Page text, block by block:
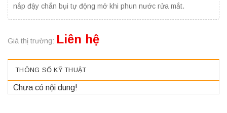
nắp đậy chắn bụi tự động mở khi phun nước rửa mắt.
Giá thị trường: Liên hệ
THÔNG SỐ KỸ THUẬT
Chưa có nội dung!